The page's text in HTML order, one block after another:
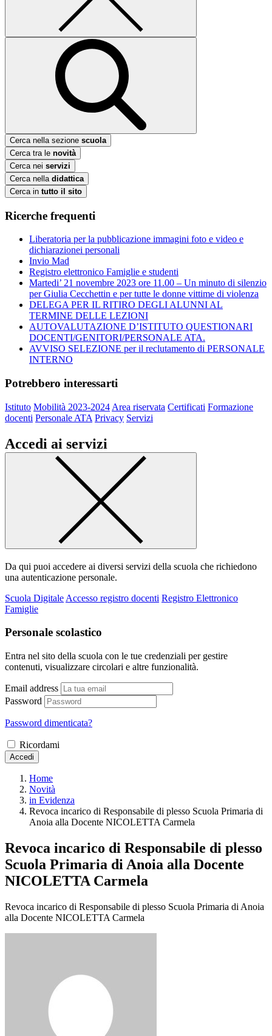
Cerca nella sezione scuola
Cerca tra le novità
Cerca nei servizi
Cerca nella didattica
Cerca in tutto il sito
Ricerche frequenti
Liberatoria per la pubblicazione immagini foto e video e
dichiarazionei personali
Invio Mad
Registro elettronico Famiglie e studenti
Martedi’ 21 novembre 2023 ore 11.00 – Un minuto di silenzio
per Giulia Cecchettin e per tutte le donne vittime di violenza
DELEGA PER IL RITIRO DEGLI ALUNNI AL
TERMINE DELLE LEZIONI
AUTOVALUTAZIONE D’ISTITUTO QUESTIONARI
DOCENTI/GENITORI/PERSONALE ATA.
AVVISO SELEZIONE per il reclutamento di PERSONALE
INTERNO
Potrebbero interessarti
Istituto Mobilità 2023-2024 Area riservata Certificati Formazione
docenti Personale ATA Privacy Servizi
Accedi ai servizi
Da qui puoi accedere ai diversi servizi della scuola che richiedono
una autenticazione personale.
Scuola Digitale Accesso registro docenti Registro Elettronico
Famiglie
Personale scolastico
Entra nel sito della scuola con le tue credenziali per gestire
contenuti, visualizzare circolari e altre funzionalità.
Email address
Password
Password dimenticata?
Ricordami
Accedi
Home
Novità
in Evidenza
Revoca incarico di Responsabile di plesso Scuola Primaria di
Anoia alla Docente NICOLETTA Carmela
Revoca incarico di Responsabile di plesso
Scuola Primaria di Anoia alla Docente
NICOLETTA Carmela
Revoca incarico di Responsabile di plesso Scuola Primaria di Anoia
alla Docente NICOLETTA Carmela